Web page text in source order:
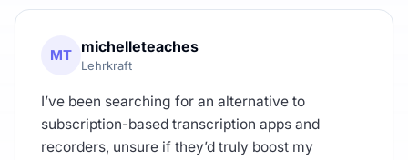
MT michelleteaches
Lehrkraft
I’ve been searching for an alternative to
subscription-based transcription apps and
recorders, unsure if they’d truly boost my